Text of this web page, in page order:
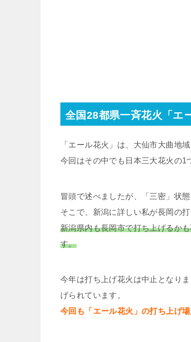
全国28都県一斉花火「エ
「エール花火」は、大仙市大曲地
今回はその中でも日本三大花火の1
冒頭で述べましたが、「三密」状
そこで、新潟に詳しい私が長岡の
新潟県内も長岡市で打ち上げるか
す。
今年は打ち上げ花火は中止となり
げられています。
今回も「エール花火」の打ち上げ